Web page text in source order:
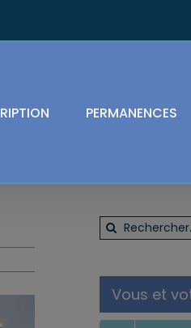
PERMANENCES
Rechercher:
Vous et